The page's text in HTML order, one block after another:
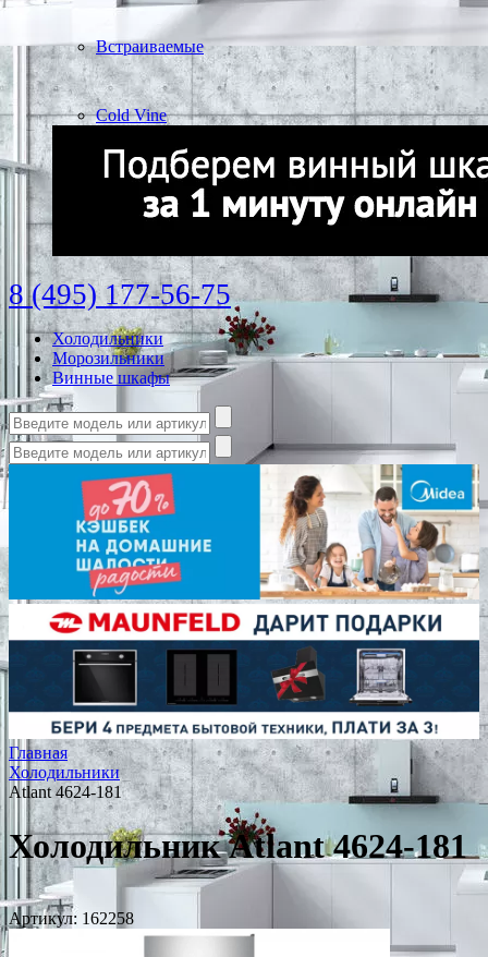
Встраиваемые
Cold Vine
8 (495) 177-56-75
Холодильники
Морозильники
Винные шкафы
Главная
Холодильники
Atlant 4624-181
Холодильник Atlant 4624-181
Артикул: 162258